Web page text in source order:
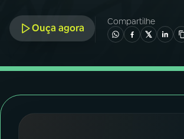
07ÚLTIMAS
Ouça agora
Compartilhe